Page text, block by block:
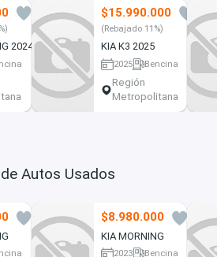
2024
$15.990.000 8
(Rebajado 11%)
KIA K3 2025
2025
Bencina
Región
Metropolitana
Autos Usados
$8.980.000
KIA MORNING
2023
Bencina